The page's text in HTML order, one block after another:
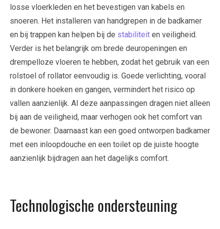
losse vloerkleden en het bevestigen van kabels en
snoeren. Het installeren van handgrepen in de badkamer
en bij trappen kan helpen bij de stabiliteit en veiligheid.
Verder is het belangrijk om brede deuropeningen en
drempelloze vloeren te hebben, zodat het gebruik van een
rolstoel of rollator eenvoudig is. Goede verlichting, vooral
in donkere hoeken en gangen, vermindert het risico op
vallen aanzienlijk. Al deze aanpassingen dragen niet alleen
bij aan de veiligheid, maar verhogen ook het comfort van
de bewoner. Daarnaast kan een goed ontworpen badkamer
met een inloopdouche en een toilet op de juiste hoogte
aanzienlijk bijdragen aan het dagelijks comfort.
Technologische ondersteuning